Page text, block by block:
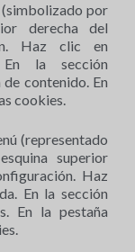
(simbolizado por
derecha del
Haz clic en
En la sección
contenido. En
cookies.
(representado
superior
Haz
En la sección
En la pestaña